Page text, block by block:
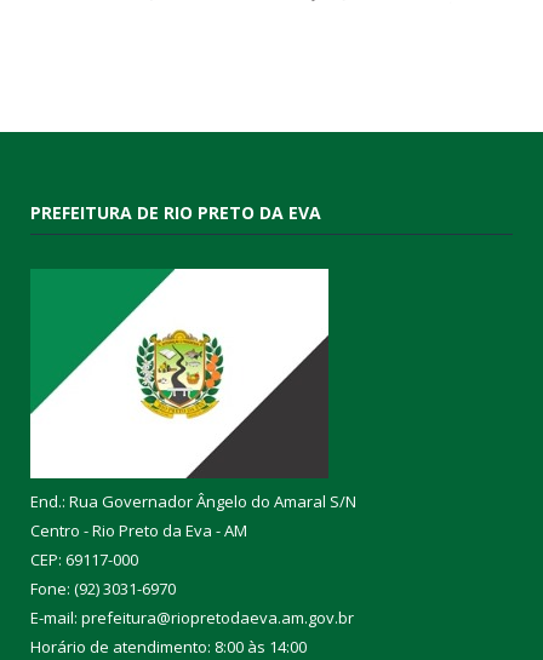
PREFEITURA DE RIO PRETO DA EVA
End.: Rua Governador Ângelo do Amaral S/N
Centro - Rio Preto da Eva - AM
CEP: 69117-000
Fone: (92) 3031-6970
E-mail: prefeitura@riopretodaeva.am.gov.br
Horário de atendimento: 8:00 às 14:00